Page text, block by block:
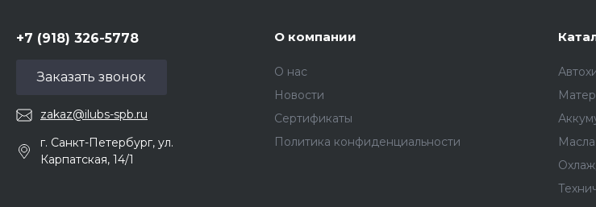
+7 (918) 326-5778
Заказать звонок
zakaz@ilubs-spb.ru
г. Санкт-Петербург, ул.
Карпатская, 14/1
О компании
О нас
Новости
Сертификаты
Политика конфиденциальности